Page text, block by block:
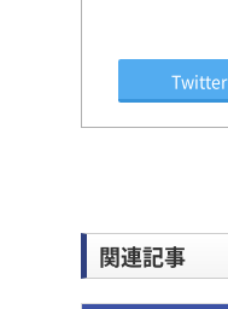
Twitter
関連記事